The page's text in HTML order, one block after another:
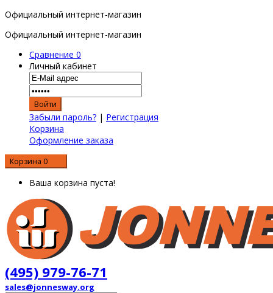
Официальный интернет-магазин
Официальный интернет-магазин
Сравнение 0
Личный кабинет
Забыли пароль? | Регистрация
Корзина
Оформление заказа
Корзина 0
Ваша корзина пуста!
(495) 979-76-71
sales@jonnesway.org